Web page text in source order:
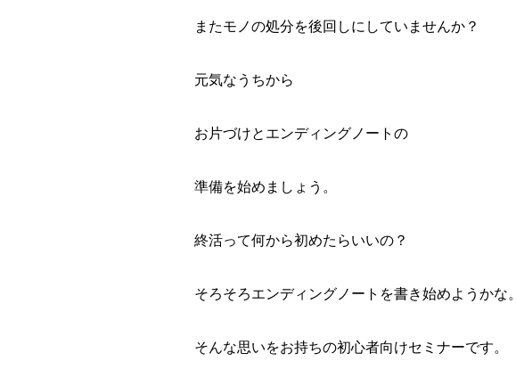
またモノの処分を後回しにしていませんか？
元気なうちから
お片づけとエンディングノートの
準備を始めましょう。
終活って何から初めたらいいの？
そろそろエンディングノートを書き始めようかな。
そんな思いをお持ちの初心者向けセミナーです。